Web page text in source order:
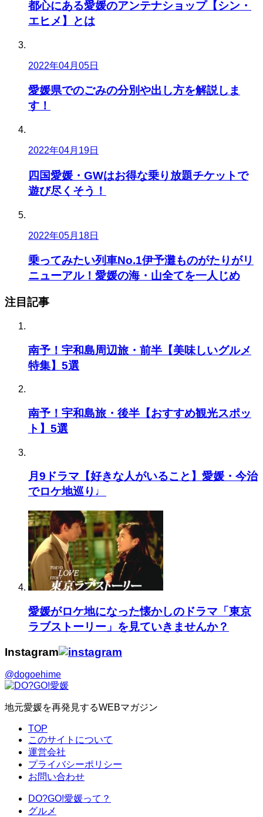
都心にある愛媛のアンテナショップ【シン・
エヒメ】とは
2022年04月05日
愛媛県でのごみの分別や出し方を解説しま
す！
2022年04月19日
四国愛媛・GWはお得な乗り放題チケットで
遊び尽くそう！
2022年05月18日
乗ってみたい列車No.1伊予灘ものがたりがリ
ニューアル！愛媛の海・山全てを一人じめ
注目記事
南予！宇和島周辺旅・前半【美味しいグルメ
特集】5選
南予！宇和島旅・後半【おすすめ観光スポッ
ト】5選
月9ドラマ【好きな人がいること】愛媛・今治
でロケ地巡り♩
愛媛がロケ地になった懐かしのドラマ「東京
ラブストーリー」を見ていきませんか？
Instagram
@dogoehime
地元愛媛を再発見するWEBマガジン
TOP
このサイトについて
運営会社
プライバシーポリシー
お問い合わせ
DO?GO!愛媛って？
グルメ